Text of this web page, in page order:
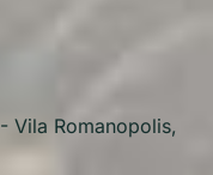
Vila Romanopolis,